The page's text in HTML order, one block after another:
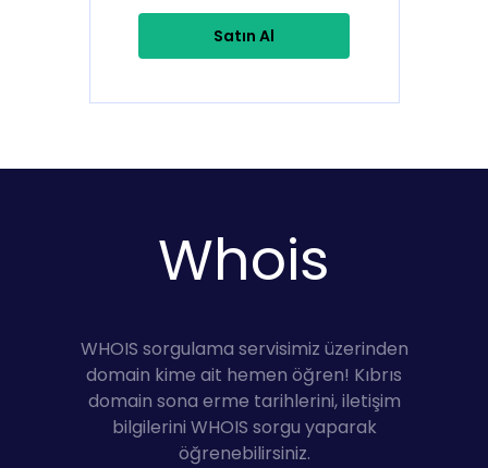
Satın Al
Whois
WHOIS sorgulama servisimiz üzerinden
domain kime ait hemen öğren! Kıbrıs
domain sona erme tarihlerini, iletişim
bilgilerini WHOIS sorgu yaparak
öğrenebilirsiniz.